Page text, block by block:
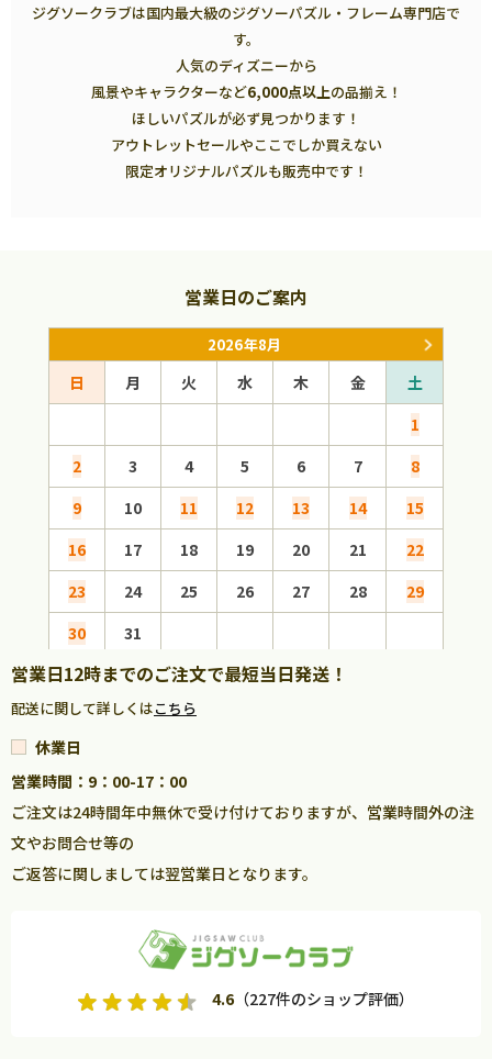
ジグソークラブは国内最大級のジグソーパズル・フレーム専門店で
す。
人気のディズニーから
風景やキャラクターなど6,000点以上の品揃え！
ほしいパズルが必ず見つかります！
アウトレットセールやここでしか買えない
限定オリジナルパズルも販売中です！
営業日のご案内
2026年8月
日 月 火 水 木 金
土
1
2
3 4 5 6 7
8
9
10 11 12 13 14
15
16
17 18 19 20 21
22
23
24 25 26 27 28
29
30
31
営業日12時までのご注文で最短当日発送！
配送に関して詳しくはこちら
休業日
営業時間：9：00-17：00
ご注文は24時間年中無休で受け付けておりますが、営業時間外の注
文やお問合せ等の
ご返答に関しましては翌営業日となります。
4.6（227件のショップ評価）